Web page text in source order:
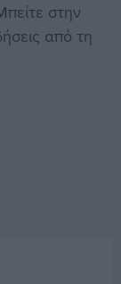
στην
από τη